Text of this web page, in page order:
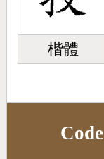
楷體
Code